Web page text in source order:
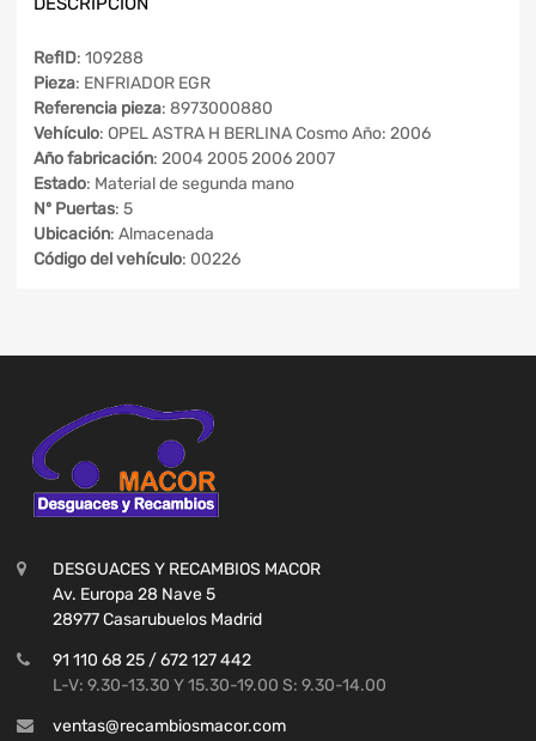
RefID: 109288
Pieza: ENFRIADOR EGR
Referencia pieza: 8973000880
Vehículo: OPEL ASTRA H BERLINA Cosmo Año: 2006
Año fabricación: 2004 2005 2006 2007
Estado: Material de segunda mano
Nº Puertas: 5
Ubicación: Almacenada
Código del vehículo: 00226
DESGUACES Y RECAMBIOS MACOR
Av. Europa 28 Nave 5
28977 Casarubuelos Madrid
91 110 68 25 / 672 127 442
L-V: 9.30-13.30 Y 15.30-19.00 S: 9.30-14.00
ventas@recambiosmacor.com